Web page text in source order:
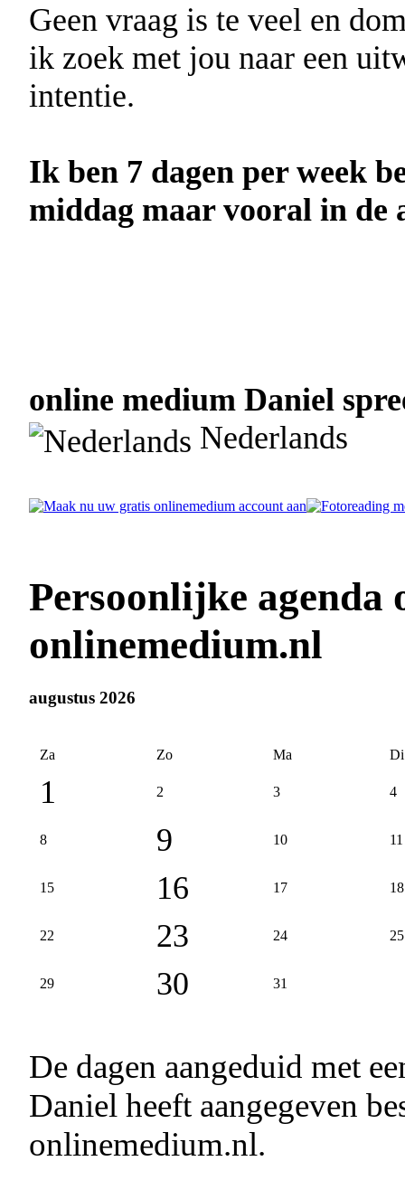
Geen vraag is te veel en
ik zoek met jou naar een
intentie.
Ik ben 7 dagen per week
middag maar vooral in de
online medium Daniel
Nederlands
Persoonlijke agenda
onlinemedium.nl
augustus 2026
Za Zo Ma Di
1 2 3 4
8 9 10 11
15 16 17 18
22 23 24 25
29 30 31
De dagen aangeduid met
Daniel heeft aangegeven
onlinemedium.nl.